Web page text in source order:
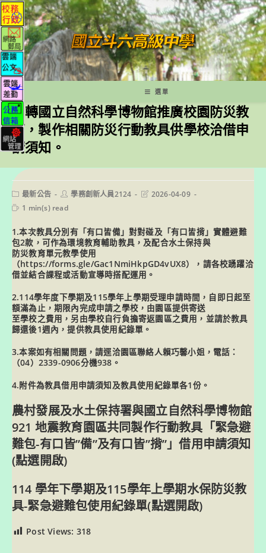
跳
轉
至
主
要
內
容
選單
函轉國立自然科學博物館推廣校園防災教
育，製作相關防災行動教具供學校洽借申
請須知。
Post
category:
最新公告
Post學務創新人員2124
Post2026-04-09
Reading
1 min(s) read
1.本次教具分別有「有口皆備」對對碰及「有口皆揹」實體避難
包2款，可作為環境教育輔助教具，及配合水土保持與
防災教育單元教學使用
（https://forms.gle/Gac1NmiHkpGD4vUX8），請各校踴躍洽
借並結合課程或活動宣導時搭配運用。
2.114學年度下學期及115學年上學期受理申請時間，自即日起至
額滿為止，期限內完成申請之學校，由園區提供寄送
至學校之費用，另由學校自行負擔寄返園區之費用，並請於教具
歸還後1週內，提供教具使用紀錄單。
3.本案如有相關問題，請逕洽園區聯絡人賴巧馨小姐，電話：
（04）2339-0906分機938。
4.附件為教具借用申請須知及教具使用紀錄單各1份。
農村發展及水土保持署與國立自然科學博物館
921 地震教育園區共同製作行動教具「緊急避
難包-有口皆”備”及有口皆”揹”」借用申請須知
(點選開啟)
114 學年下學期及115學年上學期水保防災教
具-緊急避難包使用紀錄單(點選開啟)
Post Views: 318